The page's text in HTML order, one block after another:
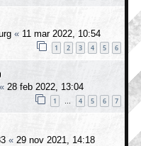
« 11 mar 2022, 10:54
1 2 3 4 5 6
« 28 feb 2022, 13:04
1 … 4 5 6 7
« 29 nov 2021, 14:18